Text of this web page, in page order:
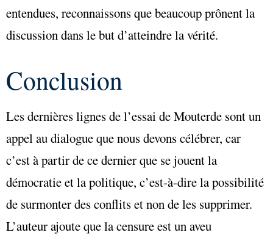
entendues, reconnaissons que beaucoup prônent la
discussion dans le but d’atteindre la vérité.
Conclusion
Les dernières lignes de l’essai de Mouterde sont un
appel au dialogue que nous devons célébrer, car
c’est à partir de ce dernier que se jouent la
démocratie et la politique, c’est-à-dire la possibilité
de surmonter des conflits et non de les supprimer.
L’auteur ajoute que la censure est un aveu